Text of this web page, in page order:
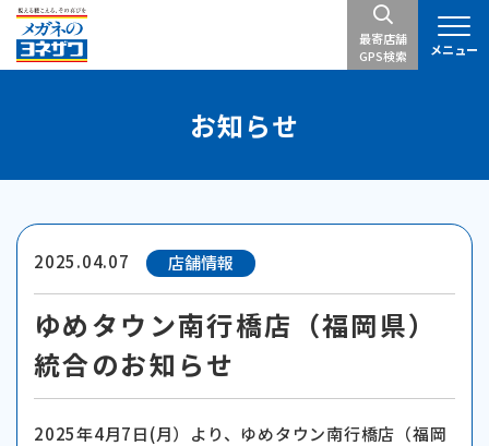
最寄店舗
GPS検索
お知らせ
2025.04.07 店舗情報
ゆめタウン南行橋店（福岡県）
統合のお知らせ
2025年4月7日(月）より、ゆめタウン南行橋店（福岡
メニュー